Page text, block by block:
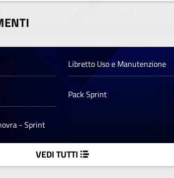
Libretto Uso e Manutenzione
Pack Sprint
- Sprint
VEDI TUTTI